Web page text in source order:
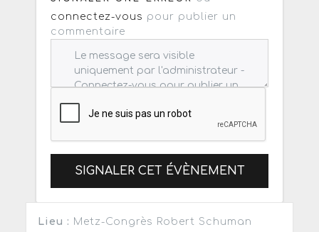
connectez-vous pour publier un
commentaire
SIGNALER CET ÉVÈNEMENT
Lieu : Metz-Congrès Robert Schuman